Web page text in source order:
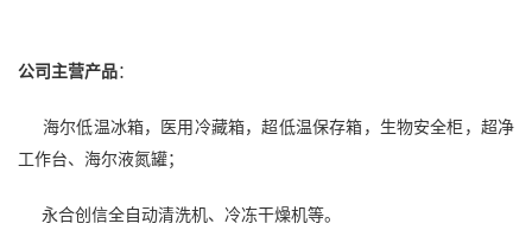
公司主营产品：
海尔低温冰箱，医用冷藏箱，超低温保存箱，生物安全柜，超净
工作台、海尔液氮罐；
永合创信全自动清洗机、冷冻干燥机等。